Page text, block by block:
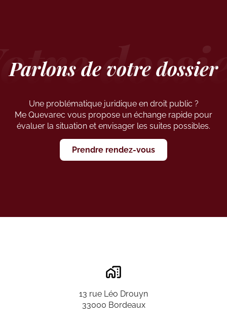
Parlons de votre dossier
Une problématique juridique en droit public ?
Me Quevarec vous propose un échange rapide pour
évaluer la situation et envisager les suites possibles.
Prendre rendez-vous
13 rue Léo Drouyn
33000 Bordeaux